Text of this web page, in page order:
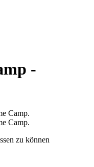
-
Camp.
Camp.
zu können